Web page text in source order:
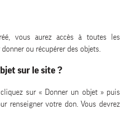
vous aurez accès à toutes les
ou récupérer des objets.
sur le site ?
sur « Donner un objet » puis
renseigner votre don. Vous devrez